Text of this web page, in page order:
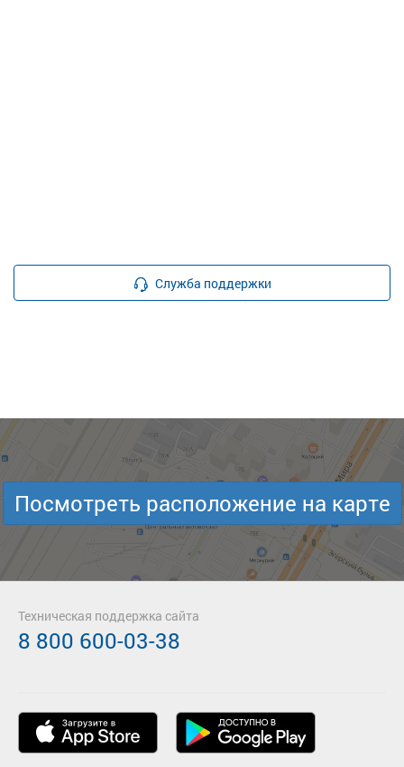
Служба поддержки
Посмотреть расположение на карте
Техническая поддержка сайта
8 800 600-03-38